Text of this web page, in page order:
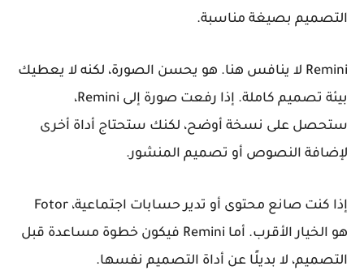
التصميم بصيغة مناسبة.
Remini لا ينافس هنا. هو يحسن الصورة، لكنه لا يعطيك
بيئة تصميم كاملة. إذا رفعت صورة إلى Remini،
ستحصل على نسخة أوضح، لكنك ستحتاج أداة أخرى
لإضافة النصوص أو تصميم المنشور.
إذا كنت صانع محتوى أو تدير حسابات اجتماعية، Fotor
هو الخيار الأقرب. أما Remini فيكون خطوة مساعدة قبل
التصميم، لا بديلًا عن أداة التصميم نفسها.